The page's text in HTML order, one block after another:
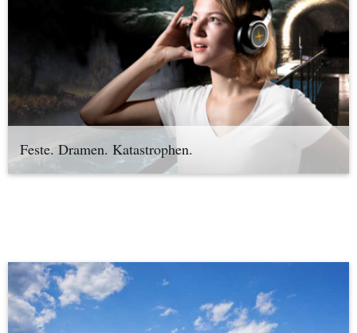
Feste. Dramen. Katastrophen.